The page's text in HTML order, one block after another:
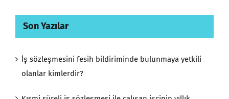
Son Yazılar
İş sözleşmesini fesih bildiriminde bulunmaya yetkili
olanlar kimlerdir?